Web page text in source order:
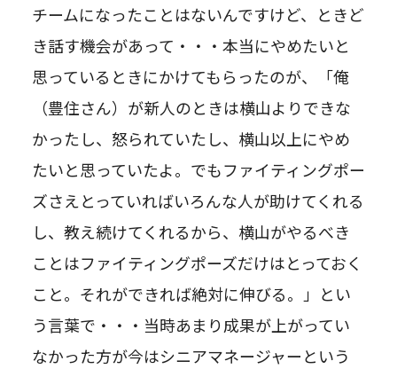
チームになったことはないんですけど、ときど
き話す機会があって・・・本当にやめたいと
思っているときにかけてもらったのが、「俺
（豊住さん）が新人のときは横山よりできな
かったし、怒られていたし、横山以上にやめ
たいと思っていたよ。でもファイティングポー
ズさえとっていればいろんな人が助けてくれる
し、教え続けてくれるから、横山がやるべき
ことはファイティングポーズだけはとっておく
こと。それができれば絶対に伸びる。」とい
う言葉で・・・当時あまり成果が上がってい
なかった方が今はシニアマネージャーという